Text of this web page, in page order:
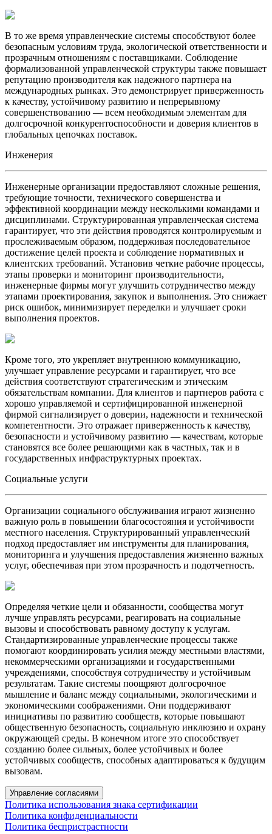
В то же время управленческие системы способствуют более
безопасным условиям труда, экологической ответственности и
прозрачным отношениям с поставщиками. Соблюдение
формализованной управленческой структуры также повышает
репутацию производителя как надежного партнера на
международных рынках. Это демонстрирует приверженность
к качеству, устойчивому развитию и непрерывному
совершенствованию — всем необходимым элементам для
долгосрочной конкурентоспособности и доверия клиентов в
глобальных цепочках поставок.
Инженерия
Инженерные организации предоставляют сложные решения,
требующие точности, технического совершенства и
эффективной координации между несколькими командами и
дисциплинами. Структурированная управленческая система
гарантирует, что эти действия проводятся контролируемым и
прослеживаемым образом, поддерживая последовательное
достижение целей проекта и соблюдение нормативных и
клиентских требований. Установив четкие рабочие процессы,
этапы проверки и мониторинг производительности,
инженерные фирмы могут улучшить сотрудничество между
этапами проектирования, закупок и выполнения. Это снижает
риск ошибок, минимизирует переделки и улучшает сроки
выполнения проектов.
Кроме того, это укрепляет внутреннюю коммуникацию,
улучшает управление ресурсами и гарантирует, что все
действия соответствуют стратегическим и этическим
обязательствам компании. Для клиентов и партнеров работа с
хорошо управляемой и сертифицированной инженерной
фирмой сигнализирует о доверии, надежности и технической
компетентности. Это отражает приверженность к качеству,
безопасности и устойчивому развитию — качествам, которые
становятся все более решающими как в частных, так и в
государственных инфраструктурных проектах.
Социальные услуги
Организации социального обслуживания играют жизненно
важную роль в повышении благосостояния и устойчивости
местного населения. Структурированный управленческий
подход предоставляет им инструменты для планирования,
мониторинга и улучшения предоставления жизненно важных
услуг, обеспечивая при этом прозрачность и подотчетность.
Определяя четкие цели и обязанности, сообщества могут
лучше управлять ресурсами, реагировать на социальные
вызовы и способствовать равному доступу к услугам.
Стандартизированные управленческие процессы также
помогают координировать усилия между местными властями,
некоммерческими организациями и государственными
учреждениями, способствуя сотрудничеству и устойчивым
результатам. Такие системы поощряют долгосрочное
мышление и баланс между социальными, экологическими и
экономическими соображениями. Они поддерживают
инициативы по развитию сообществ, которые повышают
общественную безопасность, социальную инклюзию и охрану
окружающей среды. В конечном итоге это способствует
созданию более сильных, более устойчивых и более
устойчивых сообществ, способных адаптироваться к будущим
вызовам.
Управление согласиями
Политика использования знака сертификации
Политика конфиденциальности
Политика беспристрастности